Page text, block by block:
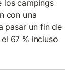
los campings
con una
pasar un fin de
67 % incluso